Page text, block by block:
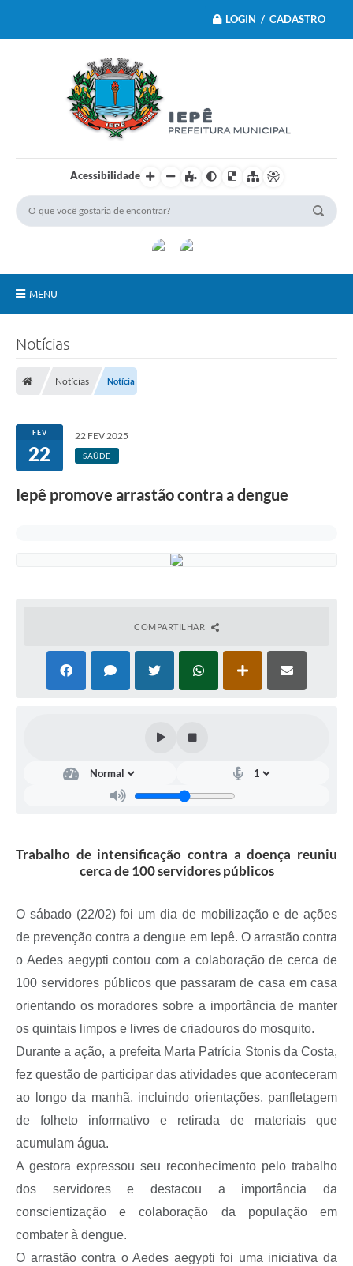
LOGIN / CADASTRO
Acessibilidade
MENU
Serviços Públicos
Carta de Serviços
Mapa de estradas rurais
Acessibilidade
Notícias
Secretarias
Links
Serviços Online
A Prefeitura
Serviço de Informação ao Cidadão (SIC)
Notícias
Notícias Notícia
FEV
22
22 FEV 2025
SAÚDE
Iepê promove arrastão contra a dengue
COMPARTILHAR
Trabalho de intensificação contra a doença reuniu
cerca de 100 servidores públicos
O sábado (22/02) foi um dia de mobilização e de ações
de prevenção contra a dengue em Iepê. O arrastão contra
o Aedes aegypti contou com a colaboração de cerca de
100 servidores públicos que passaram de casa em casa
orientando os moradores sobre a importância de manter
os quintais limpos e livres de criadouros do mosquito.
Durante a ação, a prefeita Marta Patrícia Stonis da Costa,
fez questão de participar das atividades que aconteceram
ao longo da manhã, incluindo orientações, panfletagem
de folheto informativo e retirada de materiais que
acumulam água.
A gestora expressou seu reconhecimento pelo trabalho
dos servidores e destacou a importância da
conscientização e colaboração da população em
combater à dengue.
O arrastão contra o Aedes aegypti foi uma iniciativa da